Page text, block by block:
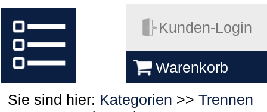
Kunden-Login
Warenkorb
Sie sind hier: Kategorien >> Trennen